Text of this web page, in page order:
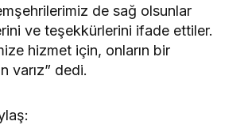
de sağ olsunlar
ve teşekkürlerini ifade ettiler.
hizmet için, onların bir
varız” dedi.